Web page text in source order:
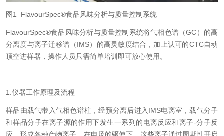
图1 FlavourSpec®食品风味分析与质量控制系统
FlavourSpec®食品风味分析与质量控制系统将气相色谱（GC）的高
分离度与离子迁移谱（IMS）的高灵敏度结合，加上认可的CTC自动
顶空进样器，操作人员只需简单培训即可放心使用。
1.仪器工作原理及流程
样品由载气带入气相色谱柱，经预分离后进入IMS电离室，载气分子
和样品分子在离子源的作用下发生一系列的电离反应和离子-分子反